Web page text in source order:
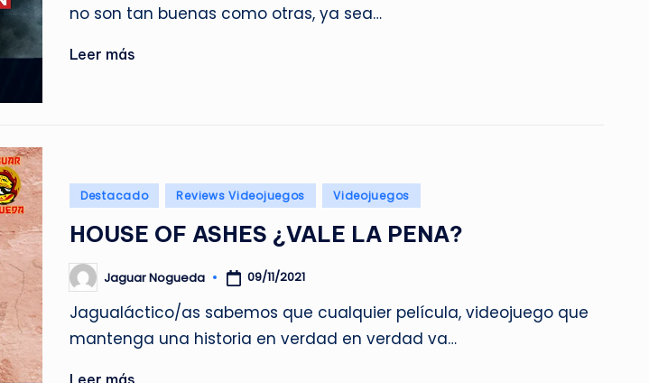
no son tan buenas como otras, ya sea…
Leer más
Publicado
Destacado Reviews Videojuegos Videojuegos
HOUSE OF ASHES ¿VALE LA PENA?
Publicado
por
Jaguar Nogueda 09/11/2021
Jagualáctico/as sabemos que cualquier película, videojuego que
mantenga una historia en verdad en verdad va…
Leer más